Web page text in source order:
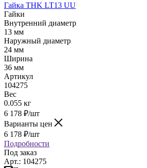
Гайка THK LT13 UU
Гайки
Внутренний диаметр
13 мм
Наружный диаметр
24 мм
Ширина
36 мм
Артикул
104275
Вес
0.055 кг
6 178 ₽/шт
Варианты цен
6 178 ₽/шт
Подробности
Под заказ
Арт.: 104275